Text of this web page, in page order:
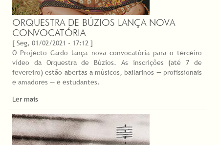
ORQUESTRA DE BÚZIOS LANÇA NOVA
CONVOCATÓRIA
[ Seg, 01/02/2021 - 17:12 ]
O Projecto Cardo lança nova convocatória para o terceiro
vídeo da Orquestra de Búzios. As inscrições (até 7 de
fevereiro) estão abertas a músicos, bailarinos — profissionais
e amadores — e estudantes.
Ler mais